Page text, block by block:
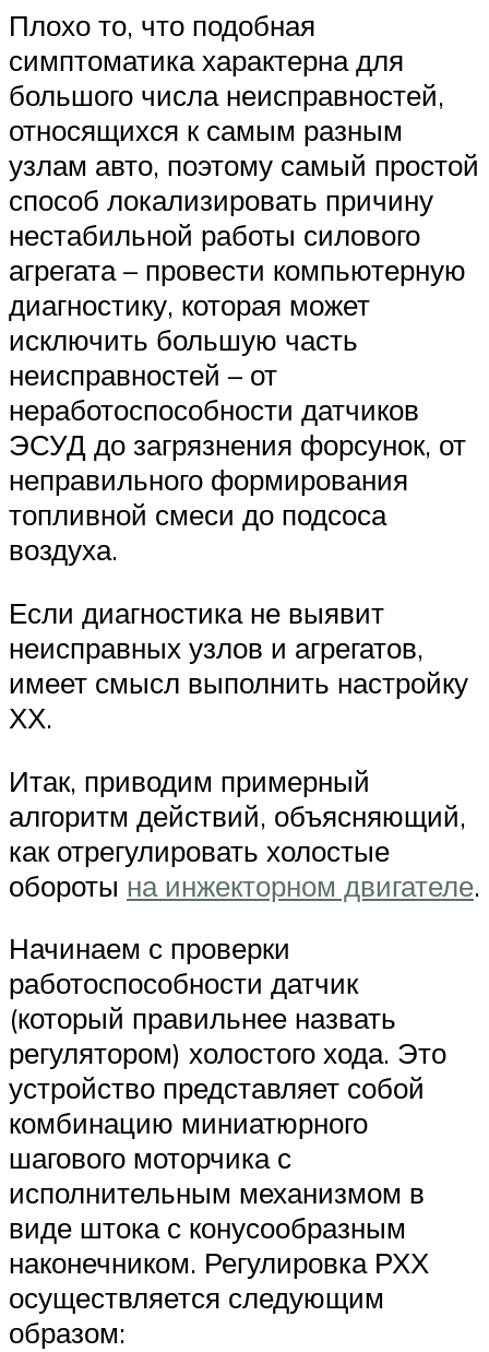
Плохо то, что подобная
симптоматика характерна для
большого числа неисправностей,
относящихся к самым разным
узлам авто, поэтому самый простой
способ локализировать причину
нестабильной работы силового
агрегата – провести компьютерную
диагностику, которая может
исключить большую часть
неисправностей – от
неработоспособности датчиков
ЭСУД до загрязнения форсунок, от
неправильного формирования
топливной смеси до подсоса
воздуха.
Если диагностика не выявит
неисправных узлов и агрегатов,
имеет смысл выполнить настройку
ХХ.
Итак, приводим примерный
алгоритм действий, объясняющий,
как отрегулировать холостые
обороты на инжекторном двигателе.
Начинаем с проверки
работоспособности датчик
(который правильнее назвать
регулятором) холостого хода. Это
устройство представляет собой
комбинацию миниатюрного
шагового моторчика с
исполнительным механизмом в
виде штока с конусообразным
наконечником. Регулировка РХХ
осуществляется следующим
образом: